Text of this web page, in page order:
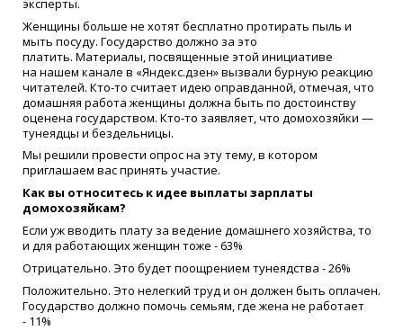
эксперты.
Женщины больше не хотят бесплатно протирать пыль и
мыть посуду. Государство должно за это
платить. Материалы, посвященные этой инициативе
на нашем канале в «Яндекс.дзен» вызвали бурную реакцию
читателей. Кто-то считает идею оправданной, отмечая, что
домашняя работа женщины должна быть по достоинству
оценена государством. Кто-то заявляет, что домохозяйки —
тунеядцы и бездельницы.
Мы решили провести опрос на эту тему, в котором
приглашаем вас принять участие.
Как вы относитесь к идее выплаты зарплаты
домохозяйкам?
Если уж вводить плату за ведение домашнего хозяйства, то
и для работающих женщин тоже - 63%
Отрицательно. Это будет поощрением тунеядства - 26%
Положительно. Это нелегкий труд и он должен быть оплачен.
Государство должно помочь семьям, где жена не работает
- 11%